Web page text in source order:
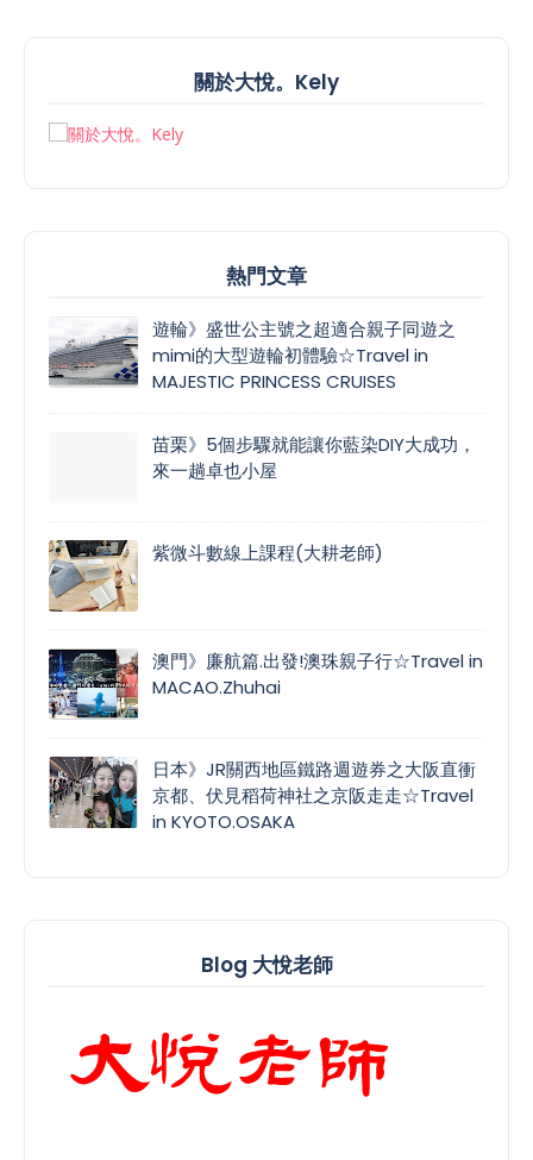
關於大悅。Kely
熱門文章
遊輪》盛世公主號之超適合親子同遊之
mimi的大型遊輪初體驗☆Travel in
MAJESTIC PRINCESS CRUISES
苗栗》5個步驟就能讓你藍染DIY大成功，
來一趟卓也小屋
紫微斗數線上課程(大耕老師)
澳門》廉航篇.出發!澳珠親子行☆Travel in
MACAO.Zhuhai
日本》JR關西地區鐵路週遊券之大阪直衝
京都、伏見稻荷神社之京阪走走☆Travel
in KYOTO.OSAKA
Blog 大悅老師